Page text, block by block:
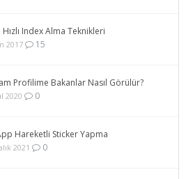
Index Alma Teknikleri
2017 15
Profilime Bakanlar Nasıl Görülür?
2020 0
Hareketli Sticker Yapma
2021 0